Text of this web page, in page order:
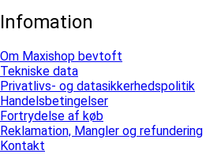
Infomation
Om Maxishop bevtoft
Tekniske data
Privatlivs- og datasikkerhedspolitik
Handelsbetingelser
Fortrydelse af køb
Reklamation, Mangler og refundering
Kontakt